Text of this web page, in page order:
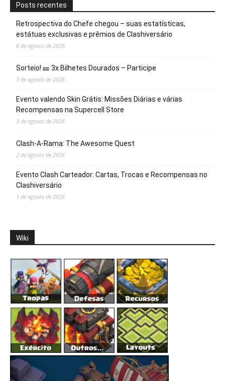
Posts recentes
Retrospectiva do Chefe chegou – suas estatísticas,
estátuas exclusivas e prêmios de Clashiversário
6 de agosto de 2026
Sorteio! 🎫 3x Bilhetes Dourados – Participe
3 de agosto de 2026
Evento valendo Skin Grátis: Missões Diárias e várias
Recompensas na Supercell Store
3 de agosto de 2026
Clash-A-Rama: The Awesome Quest
2 de agosto de 2026
Evento Clash Carteador: Cartas, Trocas e Recompensas no
Clashiversário
1 de agosto de 2026
Wiki